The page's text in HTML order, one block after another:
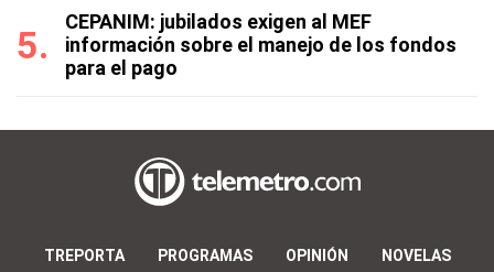
CEPANIM: jubilados exigen al MEF
información sobre el manejo de los fondos
para el pago
TREPORTA PROGRAMAS OPINIÓN NOVELAS